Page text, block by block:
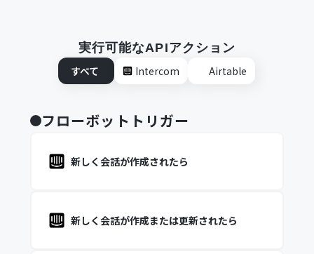
実行可能なAPIアクション
すべて
Intercom Airtable
フローボットトリガー
新しく会話が作成されたら
新しく会話が作成または更新されたら